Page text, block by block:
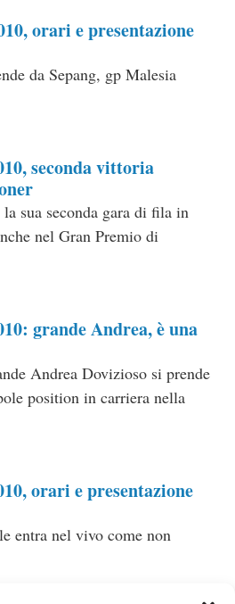
orari e presentazione
da Sepang, gp Malesia
seconda vittoria
sua seconda gara di fila in
nel Gran Premio di
grande Andrea, è una
Andrea Dovizioso si prende
position in carriera nella
orari e presentazione
entra nel vivo come non